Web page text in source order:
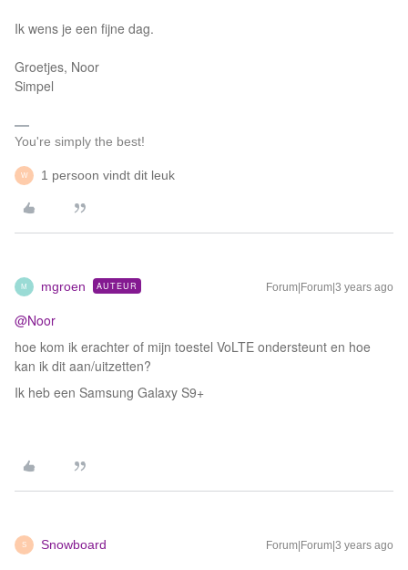
Ik wens je een fijne dag.
Groetjes, Noor
Simpel
You're simply the best!
W 1 persoon vindt dit leuk
M mgroen AUTEUR Forum|Forum|3 years ago
@Noor
hoe kom ik erachter of mijn toestel VoLTE ondersteunt en hoe
kan ik dit aan/uitzetten?
Ik heb een Samsung Galaxy S9+
S Snowboard Forum|Forum|3 years ago